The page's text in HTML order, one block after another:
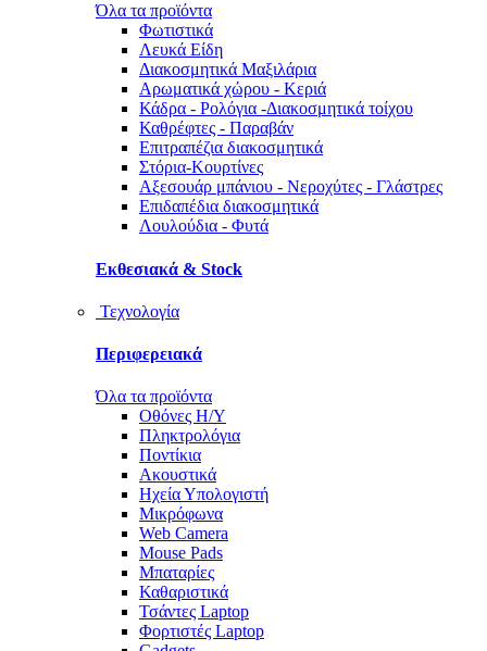
Όλα τα προϊόντα
Φωτιστικά
Λευκά Είδη
Διακοσμητικά Μαξιλάρια
Αρωματικά χώρου - Κεριά
Κάδρα - Ρολόγια -Διακοσμητικά τοίχου
Καθρέφτες - Παραβάν
Επιτραπέζια διακοσμητικά
Στόρια-Κουρτίνες
Αξεσουάρ μπάνιου - Νεροχύτες - Γλάστρες
Επιδαπέδια διακοσμητικά
Λουλούδια - Φυτά
Εκθεσιακά & Stock
Τεχνολογία
Περιφερειακά
Όλα τα προϊόντα
Οθόνες Η/Υ
Πληκτρολόγια
Ποντίκια
Ακουστικά
Ηχεία Υπολογιστή
Μικρόφωνα
Web Camera
Mouse Pads
Μπαταρίες
Καθαριστικά
Τσάντες Laptop
Φορτιστές Laptop